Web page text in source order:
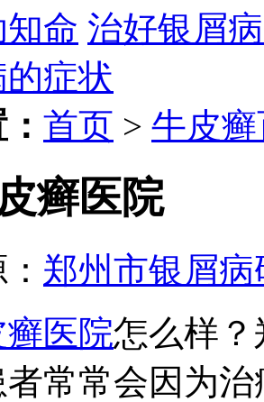
命 治好银屑
症状
首页 > 牛皮
癣医院
郑州市银屑病
医院怎么样
者常常会因为